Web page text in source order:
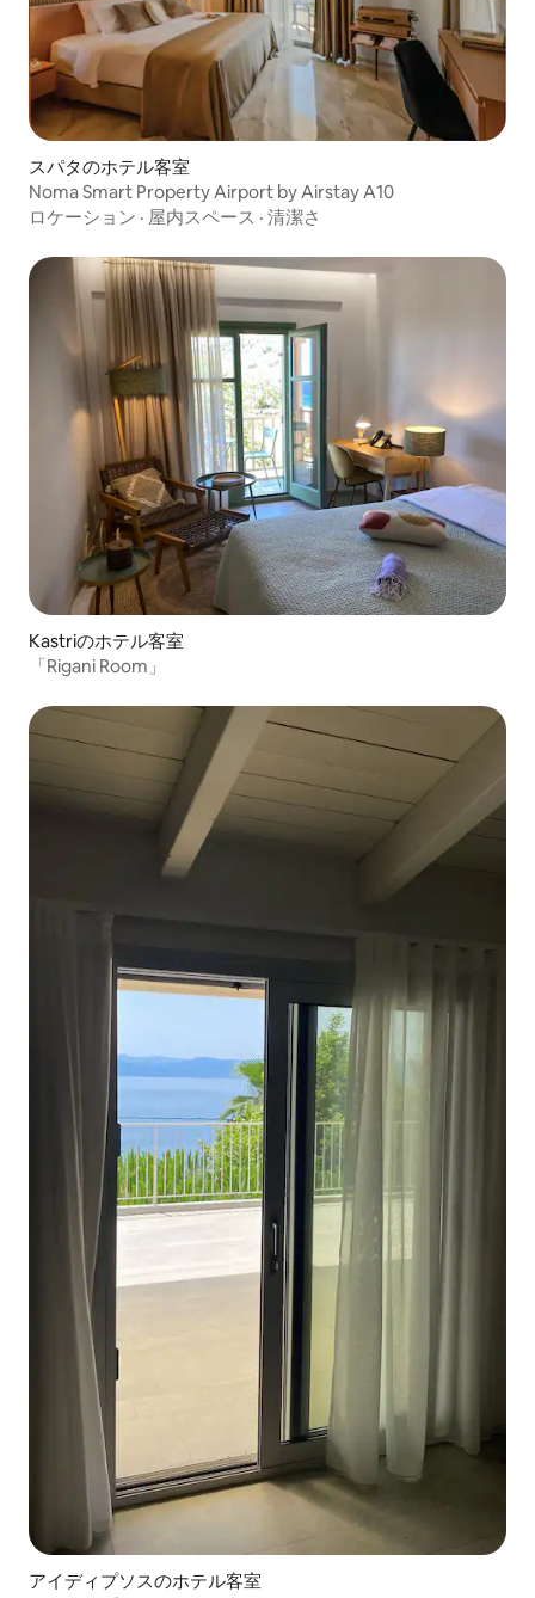
スパタのホテル客室
Noma Smart Property Airport by Airstay A10
ロケーション · 屋内スペース · 清潔さ
Kastriのホテル客室
「Rigani Room」
アイディプソスのホテル客室